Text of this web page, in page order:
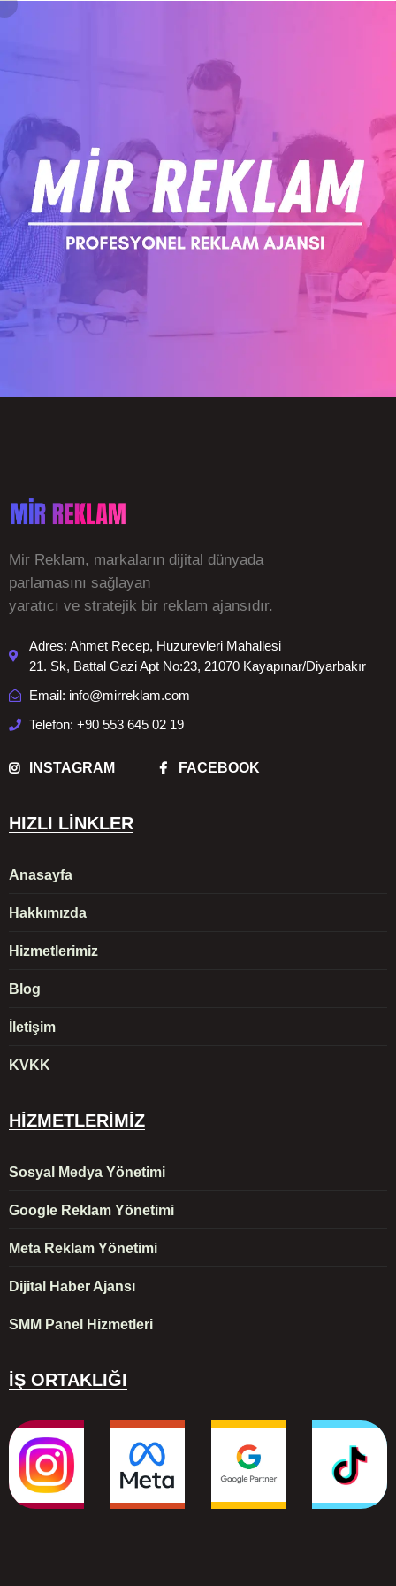
Mir Reklam, markaların dijital dünyada
parlamasını sağlayan
yaratıcı ve stratejik bir reklam ajansıdır.
Adres: Ahmet Recep, Huzurevleri Mahallesi
21. Sk, Battal Gazi Apt No:23, 21070 Kayapınar/Diyarbakır
Email: info@mirreklam.com
Telefon: +90 553 645 02 19
INSTAGRAM FACEBOOK
HIZLI LİNKLER
Anasayfa
Hakkımızda
Hizmetlerimiz
Blog
İletişim
KVKK
HİZMETLERİMİZ
Sosyal Medya Yönetimi
Google Reklam Yönetimi
Meta Reklam Yönetimi
Dijital Haber Ajansı
SMM Panel Hizmetleri
İŞ ORTAKLIĞI